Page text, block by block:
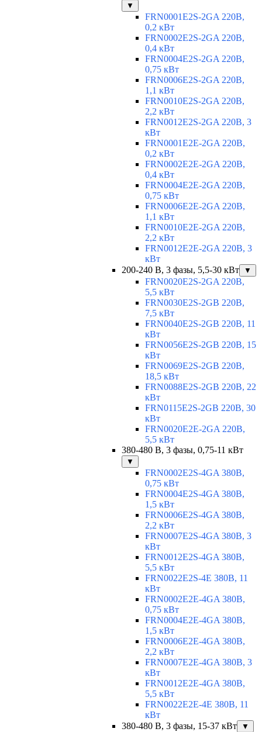
▼
FRN0001E2S-2GA 220В,
0,2 кВт
FRN0002E2S-2GA 220В,
0,4 кВт
FRN0004E2S-2GA 220В,
0,75 кВт
FRN0006E2S-2GA 220В,
1,1 кВт
FRN0010E2S-2GA 220В,
2,2 кВт
FRN0012E2S-2GA 220В, 3
кВт
FRN0001E2E-2GA 220В,
0,2 кВт
FRN0002E2E-2GA 220В,
0,4 кВт
FRN0004E2E-2GA 220В,
0,75 кВт
FRN0006E2E-2GA 220В,
1,1 кВт
FRN0010E2E-2GA 220В,
2,2 кВт
FRN0012E2E-2GA 220В, 3
кВт
200-240 В, 3 фазы, 5,5-30 кВт
▼
FRN0020E2S-2GA 220В,
5,5 кВт
FRN0030E2S-2GB 220В,
7,5 кВт
FRN0040E2S-2GB 220В, 11
кВт
FRN0056E2S-2GB 220В, 15
кВт
FRN0069E2S-2GB 220В,
18,5 кВт
FRN0088E2S-2GB 220В, 22
кВт
FRN0115E2S-2GB 220В, 30
кВт
FRN0020E2E-2GA 220В,
5,5 кВт
380-480 В, 3 фазы, 0,75-11 кВт
▼
FRN0002E2S-4GA 380В,
0,75 кВт
FRN0004E2S-4GA 380В,
1,5 кВт
FRN0006E2S-4GA 380В,
2,2 кВт
FRN0007E2S-4GA 380В, 3
кВт
FRN0012E2S-4GA 380В,
5,5 кВт
FRN0022E2S-4E 380В, 11
кВт
FRN0002E2E-4GA 380В,
0,75 кВт
FRN0004E2E-4GA 380В,
1,5 кВт
FRN0006E2E-4GA 380В,
2,2 кВт
FRN0007E2E-4GA 380В, 3
кВт
FRN0012E2E-4GA 380В,
5,5 кВт
FRN0022E2E-4E 380В, 11
кВт
380-480 В, 3 фазы, 15-37 кВт
▼